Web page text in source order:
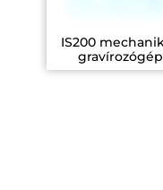
IS200
gravírozógép